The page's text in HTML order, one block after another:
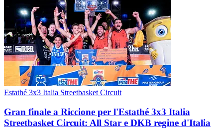
Estathé 3x3 Italia Streetbasket Circuit
Gran finale a Riccione per l'Estathé 3x3 Italia
Streetbasket Circuit: All Star e DKB regine d'Italia